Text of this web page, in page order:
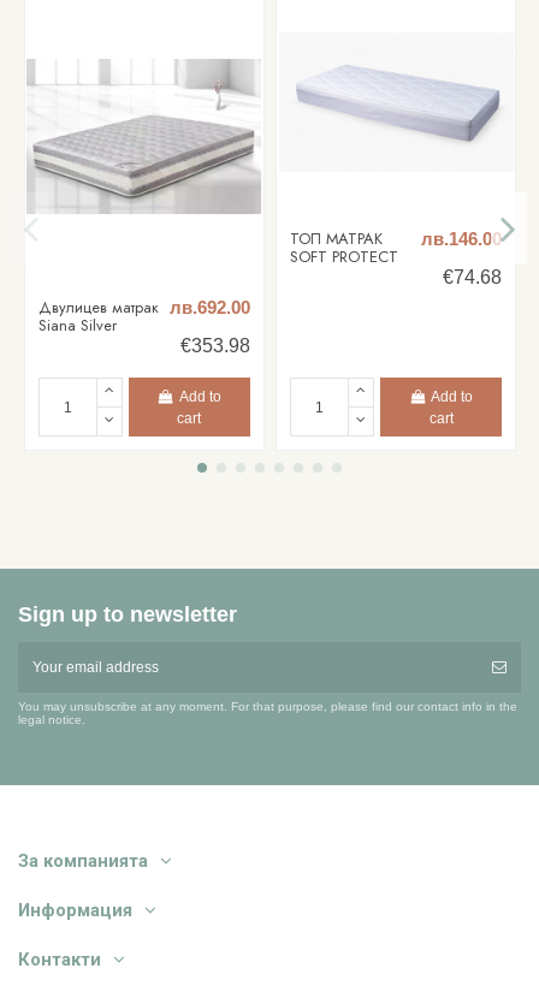
Двулицев матрак
Siana Silver
лв.692.00
€353.98
Add to
cart
ТОП МАТРАК
SOFT PROTECT
лв.146.00
€74.68
Add to
cart
Sign up to newsletter
You may unsubscribe at any moment. For that purpose, please find our contact info in the
legal notice.
За компанията
Информация
Контакти